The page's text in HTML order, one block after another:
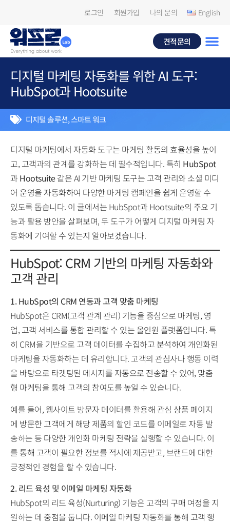
로그인 회원가입 나의 문의 English
견적문의
디지털 마케팅 자동화를 위한 AI 도구:
HubSpot과 Hootsuite
디지털 솔루션,스마트 워크
디지털 마케팅에서 자동화 도구는 마케팅 활동의 효율성을 높이
고, 고객과의 관계를 강화하는 데 필수적입니다. 특히 HubSpot
과 Hootsuite같은 AI 기반 마케팅 도구는 고객 관리와 소셜 미디
어 운영을 자동화하여 다양한 마케팅 캠페인을 쉽게 운영할 수
있도록 돕습니다. 이 글에서는 HubSpot과 Hootsuite의 주요 기
능과 활용 방안을 살펴보며, 두 도구가 어떻게 디지털 마케팅 자
동화에 기여할 수 있는지 알아보겠습니다.
HubSpot: CRM 기반의 마케팅 자동화와
고객 관리
1. HubSpot의 CRM 연동과 고객 맞춤 마케팅
HubSpot은 CRM(고객 관계 관리) 기능을 중심으로 마케팅, 영
업, 고객 서비스를 통합 관리할 수 있는 올인원 플랫폼입니다. 특
히 CRM을 기반으로 고객 데이터를 수집하고 분석하여 개인화된
마케팅을 자동화하는 데 유리합니다. 고객의 관심사나 행동 이력
을 바탕으로 타겟팅된 메시지를 자동으로 전송할 수 있어, 맞춤
형 마케팅을 통해 고객의 참여도를 높일 수 있습니다.
예를 들어, 웹사이트 방문자 데이터를 활용해 관심 상품 페이지
에 방문한 고객에게 해당 제품의 할인 코드를 이메일로 자동 발
송하는 등 다양한 개인화 마케팅 전략을 실행할 수 있습니다. 이
를 통해 고객이 필요한 정보를 적시에 제공받고, 브랜드에 대한
긍정적인 경험을 할 수 있습니다.
2. 리드 육성 및 이메일 마케팅 자동화
HubSpot의 리드 육성(Nurturing) 기능은 고객의 구매 여정을 지
원하는 데 중점을 둡니다. 이메일 마케팅 자동화를 통해 고객 행